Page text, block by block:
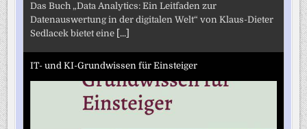
Das Buch „Data Analytics: Ein Leitfaden zur
Datenauswertung in der digitalen Welt“ von Klaus-Dieter
Sedlacek bietet eine [...]
IT- und KI-Grundwissen für Einsteiger